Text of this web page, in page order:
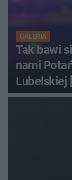
GALERIA
Tak bawi
nami
Lubelskiej